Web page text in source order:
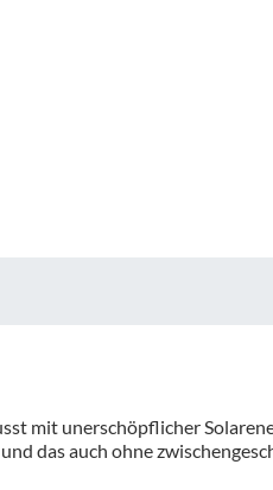
mit unerschöpflicher
das auch ohne